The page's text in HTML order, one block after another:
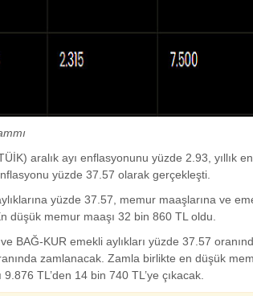
aralık ayı enflasyonunu yüzde 2.93, yıllık
yüzde 37.57 olarak gerçekleşti.
yüzde 37.57, memur maaşlarına ve
düşük memur maaşı 32 bin 860 TL oldu.
BAĞ-KUR emekli aylıkları yüzde 37.57
zamlanacak. Zamla birlikte en düşük
TL’den 14 bin 740 TL’ye çıkacak.